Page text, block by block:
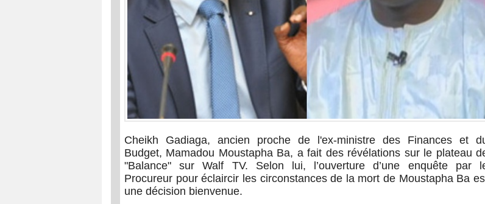
Cheikh Gadiaga, ancien proche de l'ex-ministre des Finances et
Budget, Mamadou Moustapha Ba, a fait des révélations sur le plateau
"Balance" sur Walf TV. Selon lui, l’ouverture d’une enquête par
Procureur pour éclaircir les circonstances de la mort de Moustapha Ba
une décision bienvenue.